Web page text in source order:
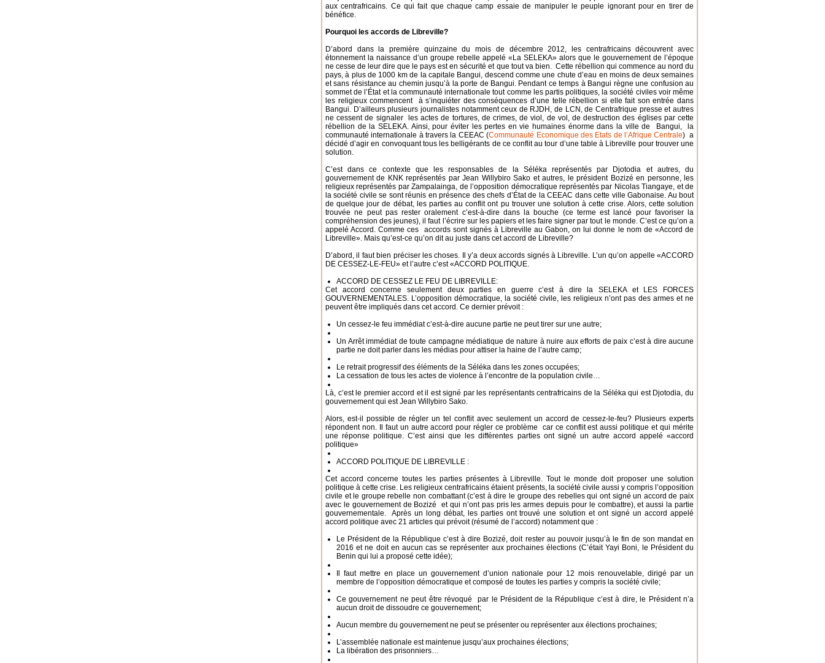
aux centrafricains. Ce qui fait que chaque camp essaie de manipuler le peuple ignorant pour en tirer de
bénéfice.
Pourquoi les accords de Libreville?
D’abord dans la première quinzaine du mois de décembre 2012, les centrafricains découvrent avec
étonnement la naissance d’un groupe rebelle appelé «La SELEKA» alors que le gouvernement de l’époque
ne cesse de leur dire que le pays est en sécurité et que tout va bien. Cette rébellion qui commence au nord du
pays, à plus de 1000 km de la capitale Bangui, descend comme une chute d’eau en moins de deux semaines
et sans résistance au chemin jusqu’à la porte de Bangui. Pendant ce temps à Bangui règne une confusion au
sommet de l’État et la communauté internationale tout comme les partis politiques, la société civiles voir même
les religieux commencent à s’inquiéter des conséquences d’une telle rébellion si elle fait son entrée dans
Bangui. D’ailleurs plusieurs journalistes notamment ceux de RJDH, de LCN, de Centrafrique presse et autres
ne cessent de signaler les actes de tortures, de crimes, de viol, de vol, de destruction des églises par cette
rébellion de la SELEKA. Ainsi, pour éviter les pertes en vie humaines énorme dans la ville de Bangui, la
communauté internationale à travers la CEEAC (Communauté Economique des Etats de l’Afrique Centrale) a
décidé d’agir en convoquant tous les belligérants de ce conflit au tour d’une table à Libreville pour trouver une
solution.
C’est dans ce contexte que les responsables de la Séléka représentés par Djotodia et autres, du
gouvernement de KNK représentés par Jean Willybiro Sako et autres, le président Bozizé en personne, les
religieux représentés par Zampalainga, de l’opposition démocratique représentés par Nicolas Tiangaye, et de
la société civile se sont réunis en présence des chefs d’État de la CEEAC dans cette ville Gabonaise. Au bout
de quelque jour de débat, les parties au conflit ont pu trouver une solution à cette crise. Alors, cette solution
trouvée ne peut pas rester oralement c’est-à-dire dans la bouche (ce terme est lancé pour favoriser la
compréhension des jeunes), il faut l’écrire sur les papiers et les faire signer par tout le monde. C’est ce qu’on a
appelé Accord. Comme ces accords sont signés à Libreville au Gabon, on lui donne le nom de «Accord de
Libreville». Mais qu’est-ce qu’on dit au juste dans cet accord de Libreville?
D’abord, il faut bien préciser les choses. Il y’a deux accords signés à Libreville. L’un qu’on appelle «ACCORD
DE CESSEZ-LE-FEU» et l’autre c’est «ACCORD POLITIQUE.
ACCORD DE CESSEZ LE FEU DE LIBREVILLE:
Cet accord concerne seulement deux parties en guerre c’est à dire la SELEKA et LES FORCES
GOUVERNEMENTALES. L’opposition démocratique, la société civile, les religieux n’ont pas des armes et ne
peuvent être impliqués dans cet accord. Ce dernier prévoit :
Un cessez-le feu immédiat c’est-à-dire aucune partie ne peut tirer sur une autre;
Un Arrêt immédiat de toute campagne médiatique de nature à nuire aux efforts de paix c’est à dire aucune
partie ne doit parler dans les médias pour attiser la haine de l’autre camp;
Le retrait progressif des éléments de la Séléka dans les zones occupées;
La cessation de tous les actes de violence à l’encontre de la population civile…
Là, c’est le premier accord et il est signé par les représentants centrafricains de la Séléka qui est Djotodia, du
gouvernement qui est Jean Willybiro Sako.
Alors, est-il possible de régler un tel conflit avec seulement un accord de cessez-le-feu? Plusieurs experts
répondent non. Il faut un autre accord pour régler ce problème car ce conflit est aussi politique et qui mérite
une réponse politique. C’est ainsi que les différentes parties ont signé un autre accord appelé «accord
politique»
ACCORD POLITIQUE DE LIBREVILLE :
Cet accord concerne toutes les parties présentes à Libreville. Tout le monde doit proposer une solution
politique à cette crise. Les religieux centrafricains étaient présents, la société civile aussi y compris l’opposition
civile et le groupe rebelle non combattant (c’est à dire le groupe des rebelles qui ont signé un accord de paix
avec le gouvernement de Bozizé et qui n’ont pas pris les armes depuis pour le combattre), et aussi la partie
gouvernementale. Après un long débat, les parties ont trouvé une solution et ont signé un accord appelé
accord politique avec 21 articles qui prévoit (résumé de l’accord) notamment que :
Le Président de la République c’est à dire Bozizé, doit rester au pouvoir jusqu’à le fin de son mandat en
2016 et ne doit en aucun cas se représenter aux prochaines élections (C’était Yayi Boni, le Président du
Benin qui lui a proposé cette idée);
Il faut mettre en place un gouvernement d’union nationale pour 12 mois renouvelable, dirigé par un
membre de l’opposition démocratique et composé de toutes les parties y compris la société civile;
Ce gouvernement ne peut être révoqué par le Président de la République c’est à dire, le Président n’a
aucun droit de dissoudre ce gouvernement;
Aucun membre du gouvernement ne peut se présenter ou représenter aux élections prochaines;
L’assemblée nationale est maintenue jusqu’aux prochaines élections;
La libération des prisonniers…